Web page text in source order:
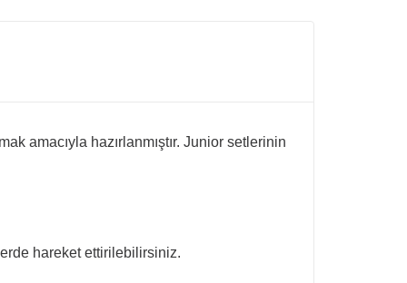
amacıyla hazırlanmıştır. Junior setlerinin
hareket ettirilebilirsiniz.